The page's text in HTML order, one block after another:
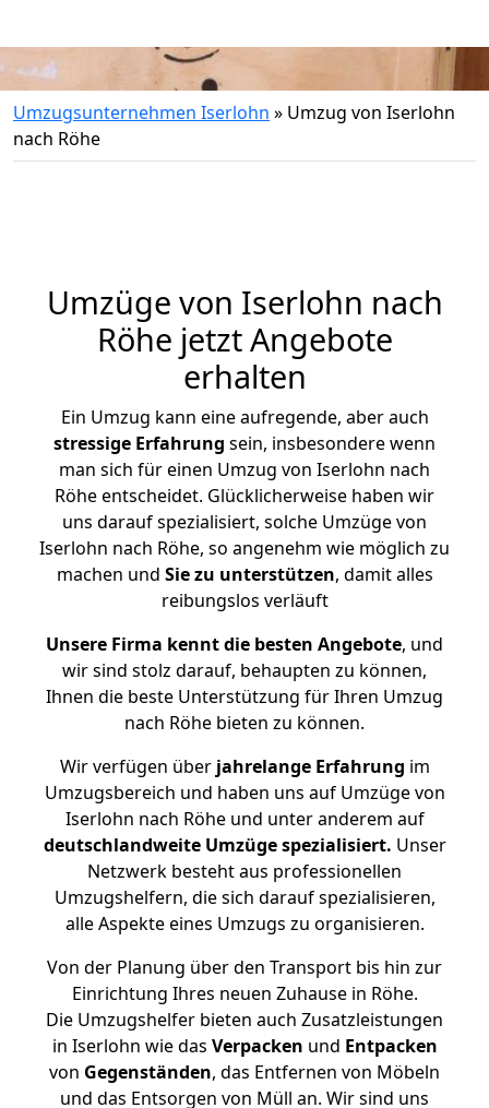
Umzugsunternehmen Iserlohn » Umzug von Iserlohn
nach Röhe
Umzüge von Iserlohn nach
Röhe jetzt Angebote
erhalten
Ein Umzug kann eine aufregende, aber auch
stressige Erfahrung sein, insbesondere wenn
man sich für einen Umzug von Iserlohn nach
Röhe entscheidet. Glücklicherweise haben wir
uns darauf spezialisiert, solche Umzüge von
Iserlohn nach Röhe, so angenehm wie möglich zu
machen und Sie zu unterstützen, damit alles
reibungslos verläuft
Unsere Firma kennt die besten Angebote, und
wir sind stolz darauf, behaupten zu können,
Ihnen die beste Unterstützung für Ihren Umzug
nach Röhe bieten zu können.
Wir verfügen überjahrelange Erfahrung im
Umzugsbereich und haben uns auf Umzüge von
Iserlohn nach Röhe und unter anderem auf
deutschlandweite Umzüge spezialisiert. Unser
Netzwerk besteht aus professionellen
Umzugshelfern, die sich darauf spezialisieren,
alle Aspekte eines Umzugs zu organisieren.
Von der Planung über den Transport bis hin zur
Einrichtung Ihres neuen Zuhause in Röhe.
Die Umzugshelfer bieten auch Zusatzleistungen
in Iserlohn wie das Verpacken und Entpacken
von Gegenständen, das Entfernen von Möbeln
und das Entsorgen von Müll an. Wir sind uns